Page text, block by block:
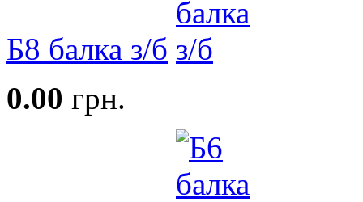
Б8 балка з/б
0.00 грн.